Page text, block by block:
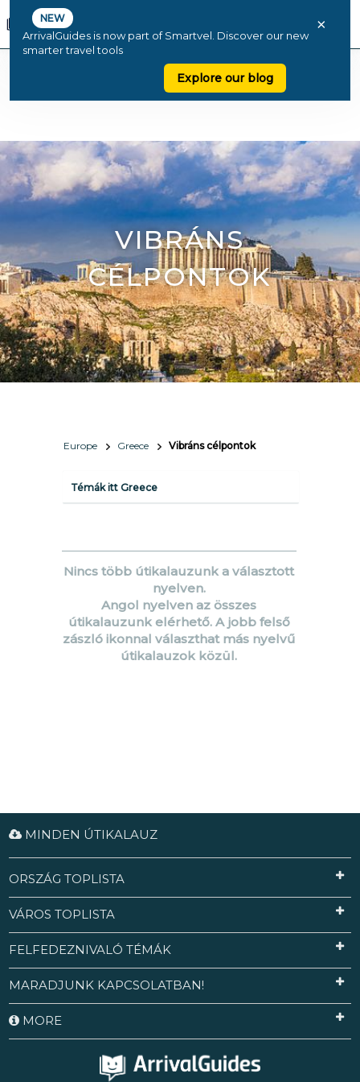
NEW
ArrivalGuides is now part of Smartvel. Discover our new
smarter travel tools
Explore our blog
×
VIBRÁNS
CÉLPONTOK
Europe Greece Vibráns célpontok
Témák itt Greece
Nincs több útikalauzunk a választott
nyelven.
Angol nyelven az összes
útikalauzunk elérhető. A jobb felső
zászló ikonnal választhat más nyelvű
útikalauzok közül.
MINDEN ÚTIKALAUZ
ORSZÁG TOPLISTA
VÁROS TOPLISTA
FELFEDEZNIVALÓ TÉMÁK
MARADJUNK KAPCSOLATBAN!
MORE